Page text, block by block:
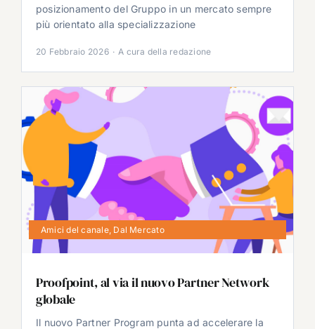
posizionamento del Gruppo in un mercato sempre
più orientato alla specializzazione
20 Febbraio 2026 · A cura della redazione
Amici del canale, Dal Mercato
Proofpoint, al via il nuovo Partner Network
globale
Il nuovo Partner Program punta ad accelerare la